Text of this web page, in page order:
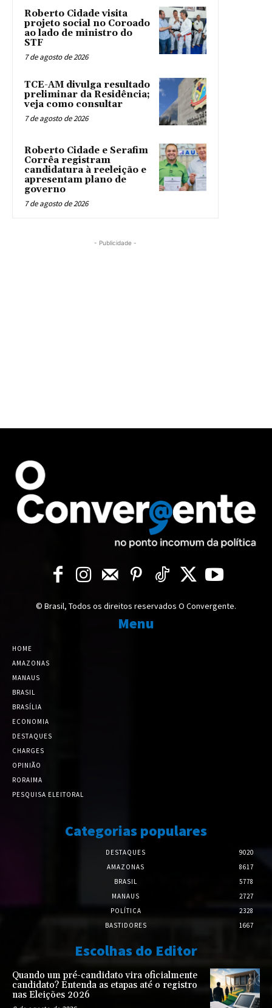
Roberto Cidade visita
projeto social no Coroado
ao lado de ministro do
STF
7 de agosto de 2026
TCE-AM divulga resultado
preliminar da Residência;
veja como consultar
7 de agosto de 2026
Roberto Cidade e Serafim
Corrêa registram
candidatura à reeleição e
apresentam plano de
governo
7 de agosto de 2026
- Publicidade -
© Brasil, Todos os direitos reservados O Convergente.
Menu
HOME
AMAZONAS
MANAUS
BRASIL
BRASÍLIA
ECONOMIA
DESTAQUES
CHARGES
OPINIÃO
RORAIMA
PESQUISA ELEITORAL
Categorias populares
DESTAQUES
9020
AMAZONAS
8617
BRASIL
5778
MANAUS
2727
POLÍTICA
2328
BASTIDORES
1667
Escolhas do Editor
Quando um pré-candidato vira oficialmente
candidato? Entenda as etapas até o registro
nas Eleições 2026